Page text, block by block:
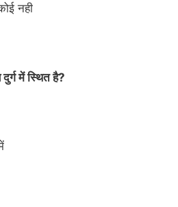
नही
में स्थित है?